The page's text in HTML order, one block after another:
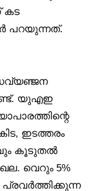
കട
പറയുന്നത്.
യുഎഇ
ഇടത്തരം
കൂടുതൽ
വെറും 5%